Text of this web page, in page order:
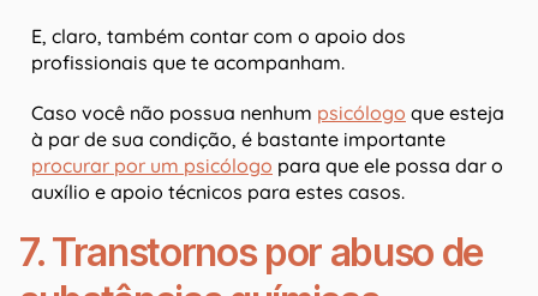
E, claro, também contar com o apoio dos
profissionais que te acompanham.
Caso você não possua nenhum psicólogo que esteja
à par de sua condição, é bastante importante
procurar por um psicólogo para que ele possa dar o
auxílio e apoio técnicos para estes casos.
7. Transtornos por abuso de